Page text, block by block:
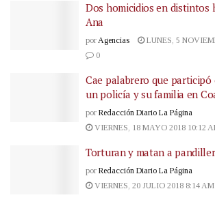
Dos homicidios en distintos
Ana
porAgencias
LUNES, 5
0
Cae palabrero que participó
un policía y su familia en
por Redacción Diario La Página
VIERNES, 18 MAYO 2018 10:12
Torturan y matan a
por Redacción Diario La Página
VIERNES, 20 JULIO 2018 8:14 AM